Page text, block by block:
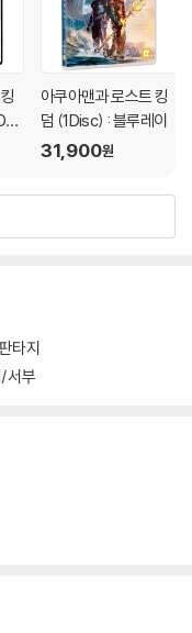
낸 평범한 영웅들의 모습
따르며 출격 명령이 떨어
작,스크린 속에서 펼쳐질
하고 있다.전무후무한 스
다채로운 스토리를 통해 [2
는 ‘롤랜드에머리히’표
!
디 해럴슨
너지를 발휘한다.
종사 ‘딕 베스트’ 역은 에
드풀]에서 데드풀의 숙적
틀 엔젤], [말레피센트 2]
히기 시작한 에드 스크레
아쿠아맨과 로스트 킹
덤 (1Disc) : 블루레이
31,900원
타지
서부